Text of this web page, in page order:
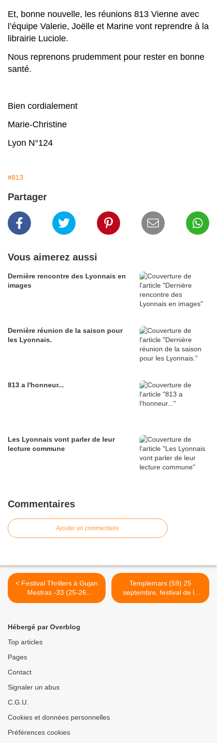
Et, bonne nouvelle, les réunions 813 Vienne avec
l’équipe Valerie, Joëlle et Marine vont reprendre à la
librairie Luciole.
Nous reprenons prudemment pour rester en bonne
santé.
Bien cordialement
Marie-Christine
Lyon N°124
#813
Partager
Vous aimerez aussi
Dernière rencontre des Lyonnais en
images
Dernière réunion de la saison pour
les Lyonnais.
813 a l'honneur...
Les Lyonnais vont parler de leur
lecture commune
Commentaires
Ajouter un commentaire
< Festival Thrillers à Gujan
Mestras -33 (25-26
septembre)
Templemars (59) 25
septembre, festival de la
Métropole lilloise. >
Hébergé par Overblog
Top articles
Pages
Contact
Signaler un abus
C.G.U.
Cookies et données personnelles
Préférences cookies